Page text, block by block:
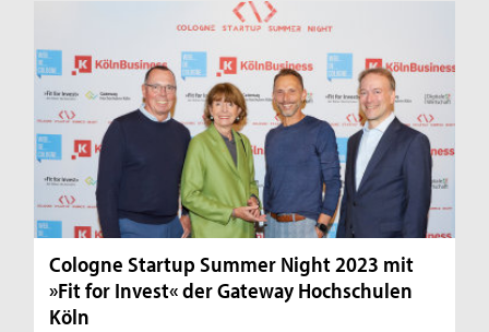
Cologne Startup Summer Night 2023 mit
»Fit for Invest« der Gateway Hochschulen
Köln